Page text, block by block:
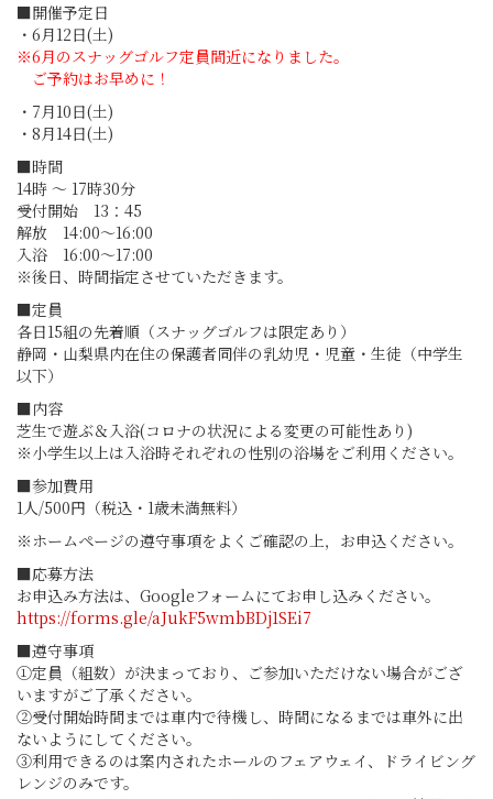
■開催予定日
・6月12日(土)
※6月のスナッグゴルフ定員間近になりました。
ご予約はお早めに！
・7月10日(土)
・8月14日(土)
■時間
14時 ～ 17時30分
受付開始 13：45
解放 14:00～16:00
入浴 16:00～17:00
※後日、時間指定させていただきます。
■定員
各日15組の先着順（スナッグゴルフは限定あり）
静岡・山梨県内在住の保護者同伴の乳幼児・児童・生徒（中学生
以下）
■内容
芝生で遊ぶ＆入浴(コロナの状況による変更の可能性あり)
※小学生以上は入浴時それぞれの性別の浴場をご利用ください。
■参加費用
1人/500円（税込・1歳未満無料）
※ホームページの遵守事項をよくご確認の上，お申込ください。
■応募方法
お申込み方法は、Googleフォームにてお申し込みください。
https://forms.gle/aJukF5wmbBDj1SEi7
■遵守事項
①定員（組数）が決まっており、ご参加いただけない場合がござ
いますがご了承ください。
②受付開始時間までは車内で待機し、時間になるまでは車外に出
ないようにしてください。
③利用できるのは案内されたホールのフェアウェイ、ドライビング
レンジのみです。